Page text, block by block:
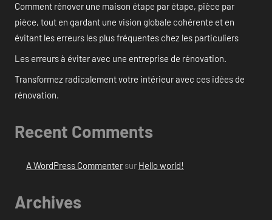
Comment rénover une maison étape par étape, pièce par
pièce, tout en gardant une vision globale cohérente et en
évitant les erreurs les plus fréquentes chez les particuliers
Les erreurs à éviter avec une entreprise de rénovation.
Transformez radicalement votre intérieur avec ces idées de
rénovation.
Recent Comments
A WordPress Commentersur Hello world!
Archives